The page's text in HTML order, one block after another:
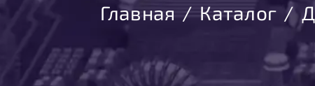
Главная Каталог